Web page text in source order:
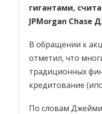
гигантами,
JPMorgan
В обращении к
отметил, что
традиционных
кредитование
По словам